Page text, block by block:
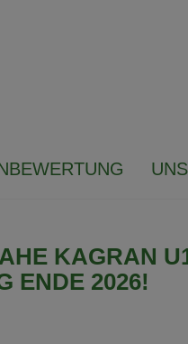
KAGRAN
ENDE 2026!